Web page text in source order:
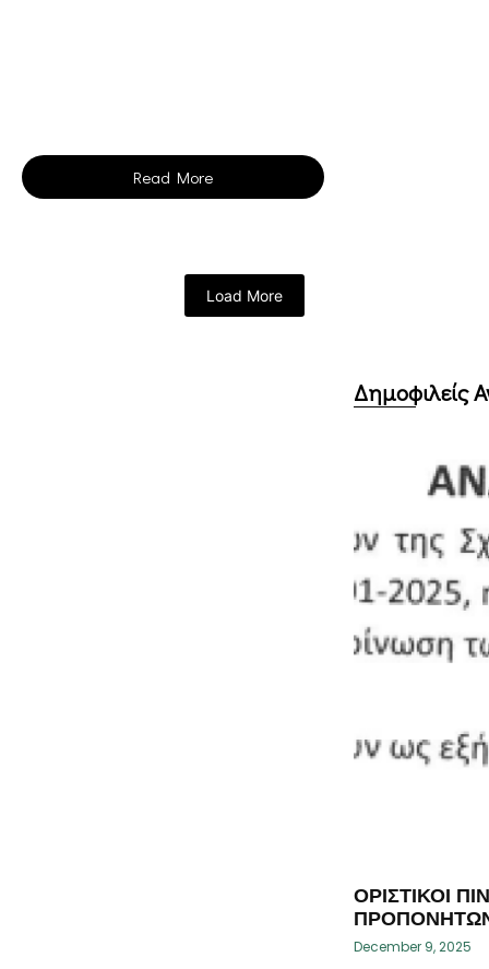
Read More
Load More
Δημοφιλείς
ΟΡΙΣΤΙΚΟΙ
December 9, 2025